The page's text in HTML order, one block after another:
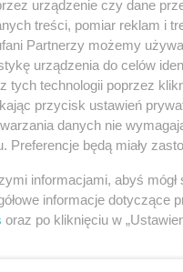
zaznaczał, że
czynszowe
w formule
Wielu mieszkańców
za komunikację
drogowe, przebudowę
z tych pytań
urządzenie czy dane
treści, pomiar reklam i
Partnerzy możemy
urządzenia do celów
tych technologii poprzez
przycisk ustawień
danych nie
Preferencje będą miały
informacjami, abyś
informacje dotyczące
oraz po kliknięciu w